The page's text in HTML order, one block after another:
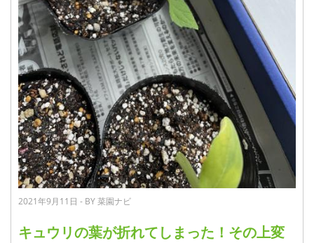
2021年9月11日 - BY 菜園ナビ
キュウリの葉が折れてしまった！その上変